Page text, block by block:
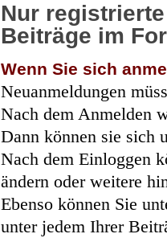
Nur
Beiträge im
Wenn Sie sich
Neuanmeldungen
Nach dem Anmelden
Dann können sie sich
Nach dem Einloggen
ändern oder weitere
Ebenso können Sie
unter jedem Ihrer